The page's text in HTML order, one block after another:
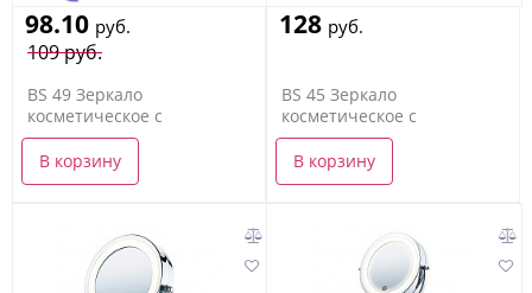
109 руб.
98.10 руб.
BS 49 Зеркало
косметическое с
подсветкой
В корзину
128 руб.
BS 45 Зеркало
косметическое с
подсветкой
В корзину